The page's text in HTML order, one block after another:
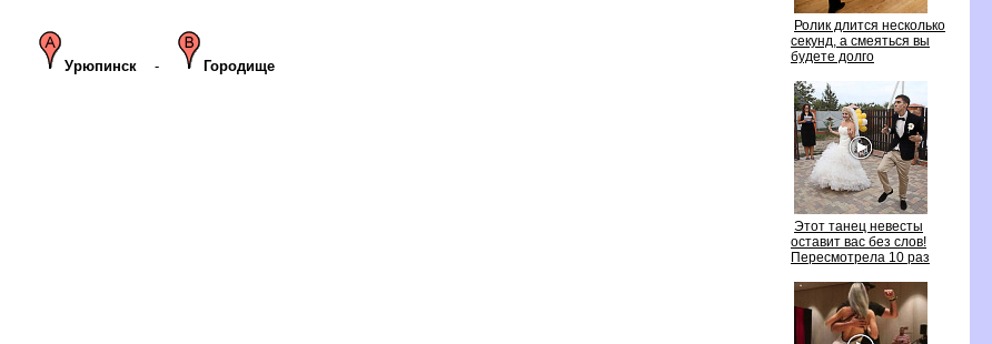
Ролик длится несколько
секунд, а смеяться вы
удете долго
Этот танец невесты
оставит вас без слов!
Пересмотрела 10 раз
Урюпинск- Городище